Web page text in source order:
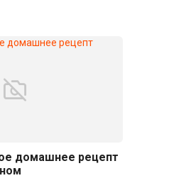
домашнее рецепт